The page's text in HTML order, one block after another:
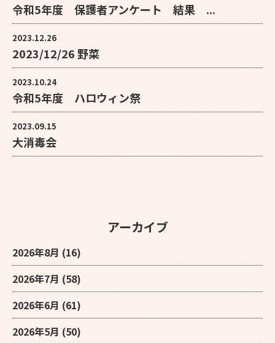
令和5年度 保護者アンケート 結果 ...
2023.12.26
2023/12/26 野菜
2023.10.24
令和5年度 ハロウィン祭
2023.09.15
大消毒会
アーカイブ
2026年8月 (16)
2026年7月 (58)
2026年6月 (61)
2026年5月 (50)